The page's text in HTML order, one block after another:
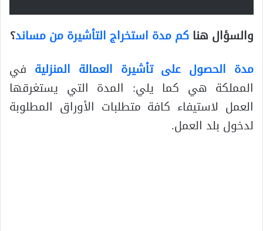
والسؤال هنا كم مدة استخراج التأشيرة من مساند؟
مدة الحصول على تأشيرة العمالة المنزلية في
المملكة هي كما يلي: المدة التي يستغرقها
العمل لاستيفاء كافة متطلبات الأوراق المطلوبة
لدخول بلد العمل.